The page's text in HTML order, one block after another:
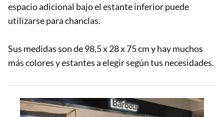
espacio adicional bajo el estante inferior puede
utilizarse para chanclas.
Sus medidas son de 98,5 x 28 x 75 cm y hay muchos
más colores y estantes a elegir según tus necesidades.